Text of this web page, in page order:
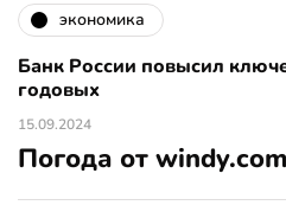
экономика
Банк России повысил
годовых
15.09.2024
Погода от windy.com